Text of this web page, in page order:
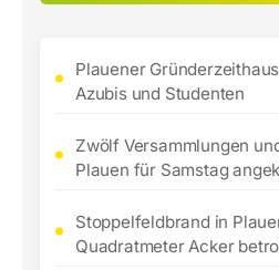
Plauener
Azubis und Studenten
Zwölf Versammlungen
Plauen für Samstag
Stoppelfeldbrand in
Quadratmeter Acker